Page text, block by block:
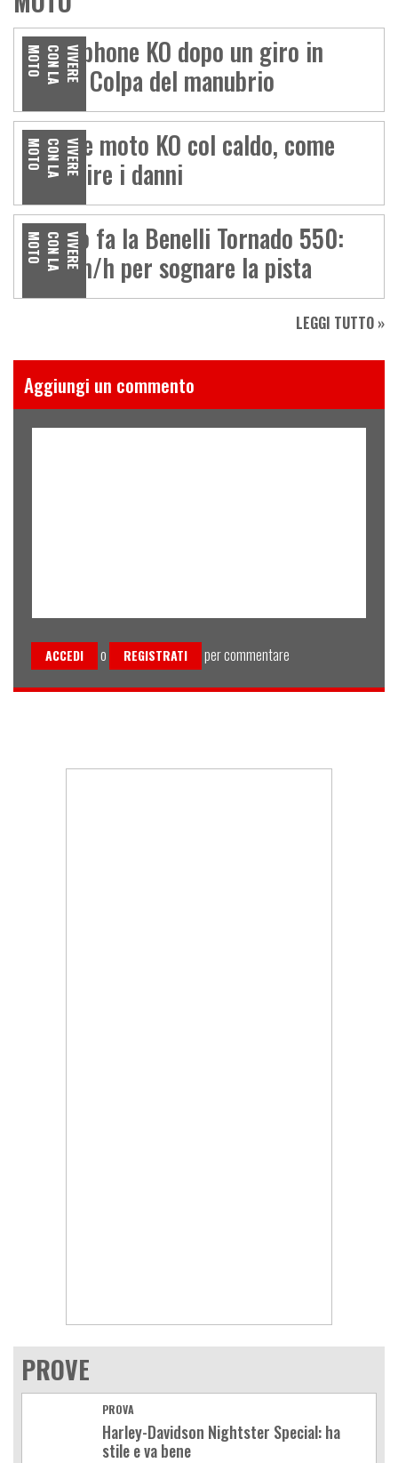
V
I
V
E
R
E
C
O
N
L
A
M
O
T
O
Smartphone KO dopo un giro in
moto? Colpa del manubrio
V
I
V
E
R
E
C
O
N
L
A
M
O
T
O
Gomme moto KO col caldo, come
prevenire i danni
V
I
V
E
R
E
C
O
N
L
A
M
O
T
O
Quanto fa la Benelli Tornado 550:
180 km/h per sognare la pista
LEGGI TUTTO »
Aggiungi un commento
ACCEDI o REGISTRATI per commentare
PROVE
PROVA
Harley-Davidson Nightster Special: ha
stile e va bene